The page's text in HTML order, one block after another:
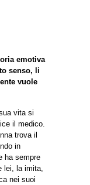
emotiva
senso, li
vuole
vita si
il medico.
trova il
in
ha sempre
lei, la imita,
nei suoi